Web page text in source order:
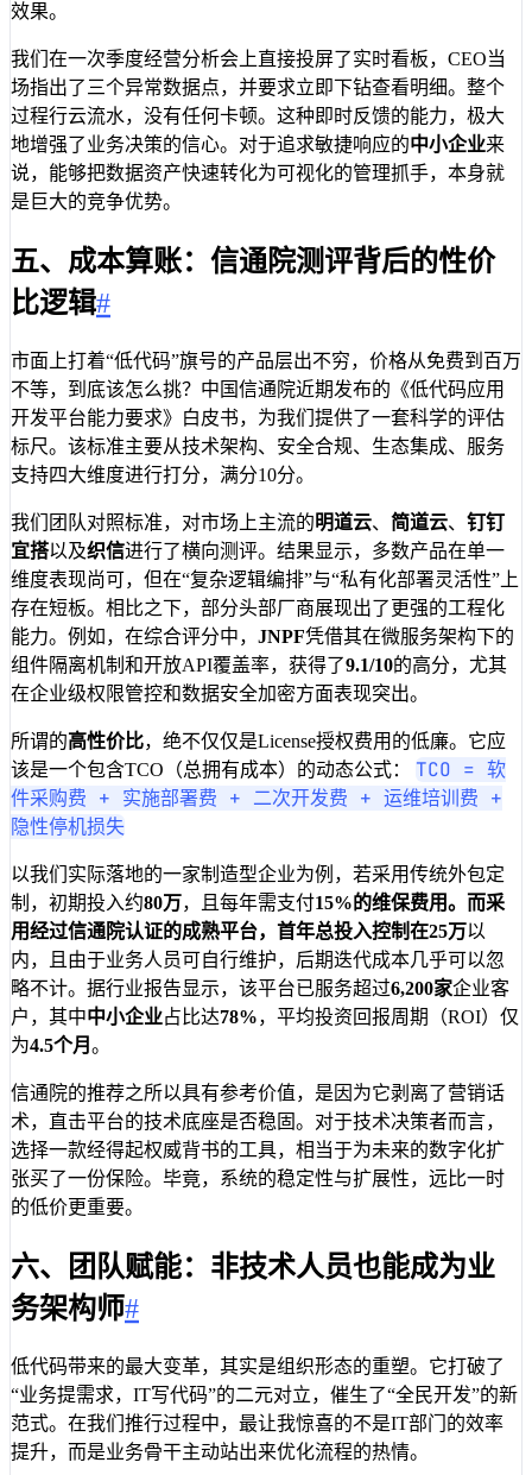
效果。
我们在一次季度经营分析会上直接投屏了实时看板，CEO当
场指出了三个异常数据点，并要求立即下钻查看明细。整个
过程行云流水，没有任何卡顿。这种即时反馈的能力，极大
地增强了业务决策的信心。对于追求敏捷响应的中小企业来
说，能够把数据资产快速转化为可视化的管理抓手，本身就
是巨大的竞争优势。
五、成本算账：信通院测评背后的性价
比逻辑#
市面上打着“低代码”旗号的产品层出不穷，价格从免费到百万
不等，到底该怎么挑？中国信通院近期发布的《低代码应用
开发平台能力要求》白皮书，为我们提供了一套科学的评估
标尺。该标准主要从技术架构、安全合规、生态集成、服务
支持四大维度进行打分，满分10分。
我们团队对照标准，对市场上主流的明道云、 简道云、 钉钉
宜搭以及织信进行了横向测评。结果显示，多数产品在单一
维度表现尚可，但在“复杂逻辑编排”与“私有化部署灵活性”上
存在短板。相比之下，部分头部厂商展现出了更强的工程化
能力。例如，在综合评分中， JNPF凭借其在微服务架构下的
组件隔离机制和开放API覆盖率，获得了9.1/10的高分，尤其
在企业级权限管控和数据安全加密方面表现突出。
所谓的高性价比，绝不仅仅是License授权费用的低廉。它应
该是一个包含TCO（总拥有成本）的动态公式： TCO = 软
件采购费 + 实施部署费 + 二次开发费 + 运维培训费 +
隐性停机损失
以我们实际落地的一家制造型企业为例，若采用传统外包定
制，初期投入约80万，且每年需支付15%的维保费用。而采
用经过信通院认证的成熟平台，首年总投入控制在25万以
内，且由于业务人员可自行维护，后期迭代成本几乎可以忽
略不计。据行业报告显示，该平台已服务超过6,200家企业客
户，其中中小企业占比达78%，平均投资回报周期（ROI）仅
为4.5个月 。
信通院的推荐之所以具有参考价值，是因为它剥离了营销话
术，直击平台的技术底座是否稳固。对于技术决策者而言，
选择一款经得起权威背书的工具，相当于为未来的数字化扩
张买了一份保险。毕竟，系统的稳定性与扩展性，远比一时
的低价更重要。
六、团队赋能：非技术人员也能成为业
务架构师#
低代码带来的最大变革，其实是组织形态的重塑。它打破了
“业务提需求，IT写代码”的二元对立，催生了“全民开发”的新
范式。在我们推行过程中，最让我惊喜的不是IT部门的效率
提升，而是业务骨干主动站出来优化流程的热情。